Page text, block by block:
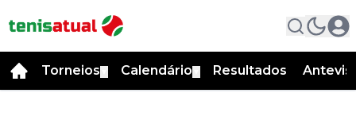
Torneios Calendário Resultados